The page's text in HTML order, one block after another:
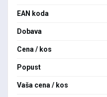
EAN koda
Dobava
Cena / kos
Popust
Vaša cena / kos